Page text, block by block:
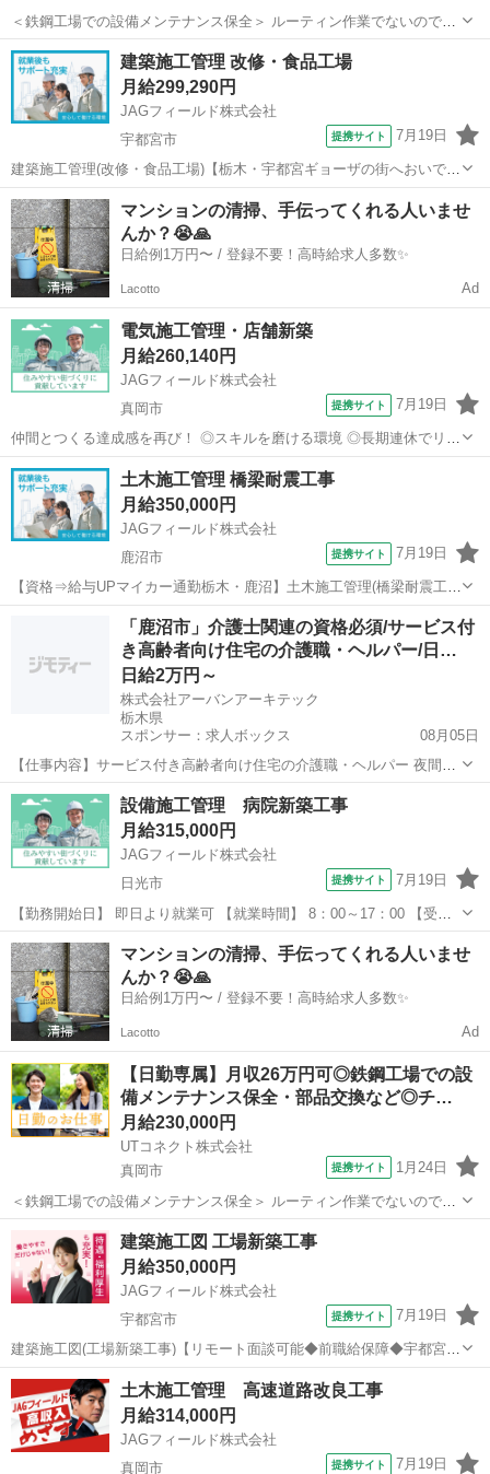
＜鉄鋼工場での設備メンテナンス保全＞ ルーティン作業でないので毎
日変化があり 飽きずに仕事に取り組めます♪ チーム作業なのでサポー
トして貰えて安心して働けます！ ＜具体的には…＞ ◆設備メンテナン
ス ◆定期点検・パーツ交...
栃木 下野市 その他
建築施工管理 改修・食品工場
月給299,290円
JAGフィールド株式会社
宇都宮市
提携サイト 7月19日
建築施工管理(改修・食品工場)【栃木・宇都宮ギョーザの街へおいでま
せ♪】 食品メーカー清原工場の改修工事を行ないます。当建屋(S造平
屋)の現場監督をお任せします。【担当業務】 建築施工管理◇工程管
理・品質管理・安全管理◇...
栃木 宇都宮市
マンションの清掃、手伝ってくれる人いませ
んか？😭🙏
日給例1万円〜 / 登録不要！高時給求人多数✨
Lacotto Ad
電気施工管理・店舗新築
月給260,140円
JAGフィールド株式会社
真岡市
提携サイト 7月19日
仲間とつくる達成感を再び！ ◎スキルを磨ける環境 ◎長期連休でリフ
レッシュ ◎入社時期相談OK 施工管理はやりがいのある仕事ですが、
同時に責任も大きく、辞めたくなることもあると思います。 経験20
年、30年のベテランたちも...
栃木 真岡市 その他
土木施工管理 橋梁耐震工事
月給350,000円
JAGフィールド株式会社
鹿沼市
提携サイト 7月19日
【資格⇒給与UPマイカー通勤栃木・鹿沼】土木施工管理(橋梁耐震工
事) 《 リモートOKベテラン・シニア活躍電話で簡単 》鹿沼市の高
速道路耐震補強工事に於ける土木施工管理です。工期12ヶ月の長期に
わたる現場◎【担当業務】◇...
その他
「鹿沼市」介護士関連の資格必須/サービス付
き高齢者向け住宅の介護職・ヘルパー/日…
日給2万円～
株式会社アーバンアーキテック
栃木県
スポンサー：求人ボックス
08月05日
【仕事内容】サービス付き高齢者向け住宅の介護職・ヘルパー 夜間帯
の見守り、ご入居者様の介助をお願いします。 3時間毎に各居室巡
視、コール対応、トイレ誘導、起床/就寝介助 夕食、朝食の見守り、食
事介助、服薬確認、お部屋誘導 など 2...
アルバイト・パート
設備施工管理 病院新築工事
月給315,000円
JAGフィールド株式会社
日光市
提携サイト 7月19日
【勤務開始日】 即日より就業可 【就業時間】 8：00～17：00 【受動
喫煙体制】 屋内受動喫煙対策：有 屋内の受動喫煙対策に関する特記事
項：喫煙区域での業務なし 派遣社員 ■各種社会保険完備 ■給料仮払
い...
栃木 日光市
マンションの清掃、手伝ってくれる人いませ
んか？😭🙏
日給例1万円〜 / 登録不要！高時給求人多数✨
Lacotto Ad
【日勤専属】月収26万円可◎鉄鋼工場での設
備メンテナンス保全・部品交換など◎チ…
月給230,000円
UTコネクト株式会社
真岡市
提携サイト 1月24日
＜鉄鋼工場での設備メンテナンス保全＞ ルーティン作業でないので毎
日変化があり 飽きずに仕事に取り組めます♪ チーム作業なのでサポー
トして貰えて安心して働けます！ ＜具体的には…＞ ◆設備メンテナン
ス ◆定期点検・パーツ交...
真岡市 その他
建築施工図 工場新築工事
月給350,000円
JAGフィールド株式会社
宇都宮市
提携サイト 7月19日
建築施工図(工場新築工事)【リモート面談可能◆前職給保障◆宇都宮】
メーカー工場新築工事＜S造/2F＞に伴い、図面専任者の募集です。現
場までは、車の利用をオススメいたします。■業務内容・施工図のチェ
ック・図面作成、修正・...
栃木 宇都宮市 その他
土木施工管理 高速道路改良工事
月給314,000円
JAGフィールド株式会社
真岡市
提携サイト 7月19日